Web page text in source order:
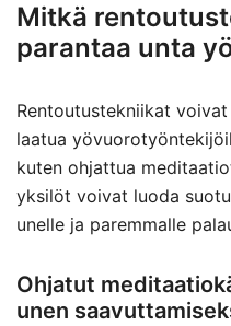
Mitkä
parantaa unta
Rentoutustekniikat
laatua
kuten ohjattua
yksilöt voivat luoda
unelle ja paremmalle
Ohjatut
unen